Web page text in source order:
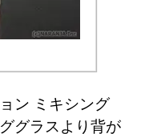
ン ミキシング
グラスより背が